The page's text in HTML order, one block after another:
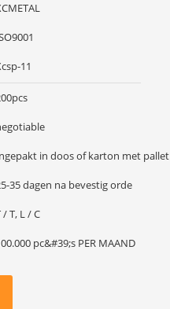
11
in doos of karton met pallet
35 dagen na bevestig orde
/ T, L / C
pc&#39;s PER MAAND